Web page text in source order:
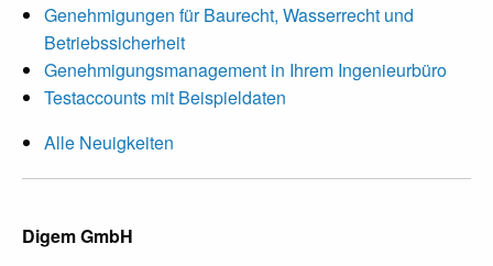
Genehmigungen für Baurecht, Wasserrecht und
Betriebssicherheit
Genehmigungsmanagement in Ihrem Ingenieurbüro
Testaccounts mit Beispieldaten
Alle Neuigkeiten
Digem GmbH